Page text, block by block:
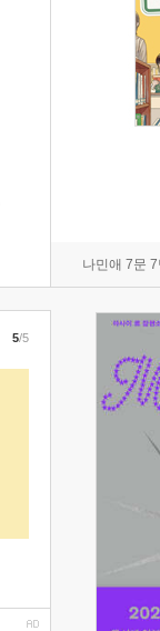
나민애 7문
5/5